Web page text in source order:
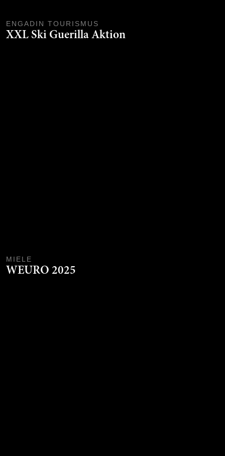
ENGADIN TOURISMUS
XXL Ski Guerilla Aktion
MIELE
WEURO 2025